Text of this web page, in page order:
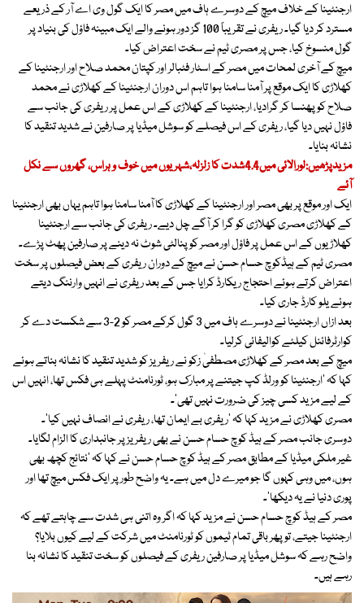
ارجنٹینا کے خلاف میچ کے دوسرے ہاف میں مصر کا ایک گول وی اے آر کے ذریعے
مسترد کر دیا گیا۔ ریفری نے تقریباً 100 گز دور ہونے والے ایک مبینہ فاؤل کی بنیاد پر
گول منسوخ کیا، جس پر مصری ٹیم نے سخت اعتراض کیا۔
میچ کے آخری لمحات میں مصر کے اسٹار فٹبالر اور کپتان محمد صلاح اور ارجنٹینا کے
کھلاڑی کا ایک موقع پر آمنا سامنا ہوا تاہم اس دوران ارجنٹینا کے کھلاڑی نے محمد
صلاح کو پھنسا کر گرادیا، ارجنٹینا کے کھلاڑی کے اس عمل پر ریفری کی جانب سے
فاؤل نہیں دیا گیا، ریفری کے اس فیصلے کو سوشل میڈیا پر صارفین نے شدید تنقید کا
نشانہ بنایا۔
مزیدپڑھیں:لورالائی میں4.4شدت کا زلزلہ،شہریوں میں خوف و ہراس، گھروں سے نکل
آئے
ایک اور موقع پر بھی مصر اور ارجنٹینا کے کھلاڑی کا آمنا سامنا ہوا تاہم یہاں بھی ارجنٹینا
کے کھلاڑی مصری کھلاڑی کو گرا کر آگے چل دیے۔ ریفری کی جانب سے ارجنٹینا
کھلاڑیوں کے اس عمل پر فاؤل اور مصر کو پنالٹی شوٹ نہ دینے پر صارفین پھٹ پڑے۔
مصری ٹیم کے ہیڈکوچ حسام حسن نے میچ کے دوران ریفری کے بعض فیصلوں پر سخت
اعتراض کرتے ہوئے احتجاج ریکارڈ کرایا جس کے بعد ریفری نے انہیں وارننگ دیتے
ہوئے یلو کارڈ جاری کیا۔
بعد ازاں ارجنٹینا نے دوسرے ہاف میں 3 گول کرکے مصر کو 2-3 سے شکست دے کر
کوارٹرفائنل کیلئے کوالیفائی کرلیا۔
میچ کے بعد مصر کے کھلاڑی مصطفیٰ زکو نے ریفریز کو شدید تنقید کا نشانہ بناتے ہوئے
کہا کہ ‘ارجنٹینا کو ورلڈ کپ جیتنے پر مبارک ہو، ٹورنامنٹ پہلے ہی فکس تھا، انہیں اس
کے لیے مزید کسی چیز کی ضرورت نہیں تھی’۔
مصری کھلاڑی نے مزید کہا کہ ‘ریفری بے ایمان تھا، ریفری نے انصاف نہیں کیا’۔
دوسری جانب مصر کے ہیڈ کوچ حسام حسن نے بھی ریفریز پر جانبداری کا الزام لگایا۔
غیر ملکی میڈیا کے مطابق مصر کے ہیڈ کوچ حسام حسن نے کہا کہ ‘نتائج کچھ بھی
ہوں، میں وہی کہوں گا جو میرے دل میں ہے۔ یہ واضح طور پر ایک فکس میچ تھا اور
پوری دنیا نے یہ دیکھا’۔
مصر کے ہیڈ کوچ حسام حسن نے مزید کہا کہ اگر وہ اتنی ہی شدت سے چاہتے تھے کہ
ارجنٹینا جیتے، تو پھر باقی تمام ٹیموں کو ٹورنامنٹ میں شرکت کے لیے کیوں بلایا؟
واضح رہے کہ سوشل میڈیا پر صارفین ریفری کے فیصلوں کو سخت تنقید کا نشانہ بنا
رہے ہیں۔